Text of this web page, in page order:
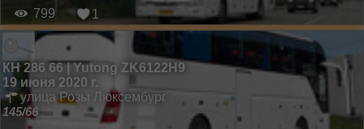
799 1
КН 286 66 | Yutong ZK6122H9
19 июня 2020 г.
улица Розы Люксембург
145/66